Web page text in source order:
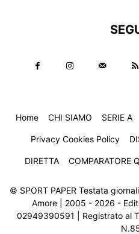
Home CHI SIAMO SERIE A
Privacy Cookies Policy
DIRETTA COMPARATORE
© SPORT PAPER Testata
Amore | 2005 - 2026 -
02949390591 | Registrato al